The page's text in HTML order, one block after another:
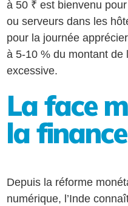
à 50 ₹ est bienvenu
ou serveurs dans les
pour la journée
à 5-10 % du montant de
excessive.
La face
la
Depuis la réforme
numérique, l’Inde